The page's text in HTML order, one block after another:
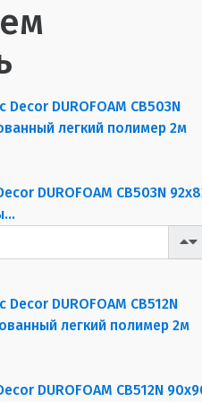
DUROFOAM CB503N
DUROFOAM CB512N